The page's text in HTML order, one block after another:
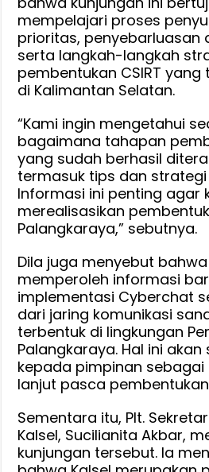
mempelajari proses
prioritas, penyebarluasan
serta langkah-langkah
pembentukan CSIRT
di Kalimantan Selatan.
“Kami ingin mengetahui
bagaimana tahapan
yang sudah berhasil
termasuk tips dan
Informasi ini penting agar
merealisasikan
Palangkaraya,” sebutnya.
Dila juga menyebut
memperoleh informasi
implementasi Cyberchat
dari jaring komunikasi
terbentuk di lingkungan
Palangkaraya. Hal ini
kepada pimpinan
lanjut pasca pembentukan
Sementara itu, Plt.
Kalsel, Sucilianita Akbar,
kunjungan tersebut. Ia